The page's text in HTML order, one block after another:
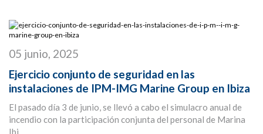
05 junio, 2025
Ejercicio conjunto de seguridad en las
instalaciones de IPM-IMG Marine Group en Ibiza
El pasado día 3 de junio, se llevó a cabo el simulacro anual de
incendio con la participación conjunta del personal de Marina
Ibi...